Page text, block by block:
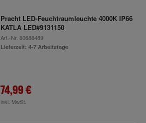
Pracht LED-Feuchtraumleuchte 4000K IP66
KATLA LED#9131150
Art.-Nr. 60688489
Lieferzeit: 4-7 Arbeitstage
74,99 €
inkl. MwSt.